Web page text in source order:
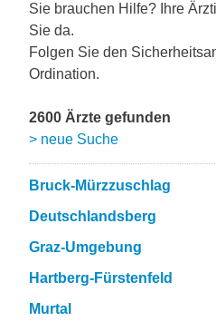
Sie brauchen Hilfe? Ihre
Sie da.
Folgen Sie den
Ordination.
2600 Ärzte gefunden
> neue Suche
Bruck-Mürzzuschlag
Deutschlandsberg
Graz-Umgebung
Hartberg-Fürstenfeld
Murtal